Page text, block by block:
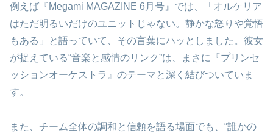
例えば『Megami MAGAZINE 6月号』では、「オルケリア
はただ明るいだけのユニットじゃない。静かな怒りや覚悟
もある」と語っていて、その言葉にハッとしました。彼女
が捉えている“音楽と感情のリンク”は、まさに『プリンセ
ッションオーケストラ』のテーマと深く結びついていま
す。
また、チーム全体の調和と信頼を語る場面でも、“誰かの